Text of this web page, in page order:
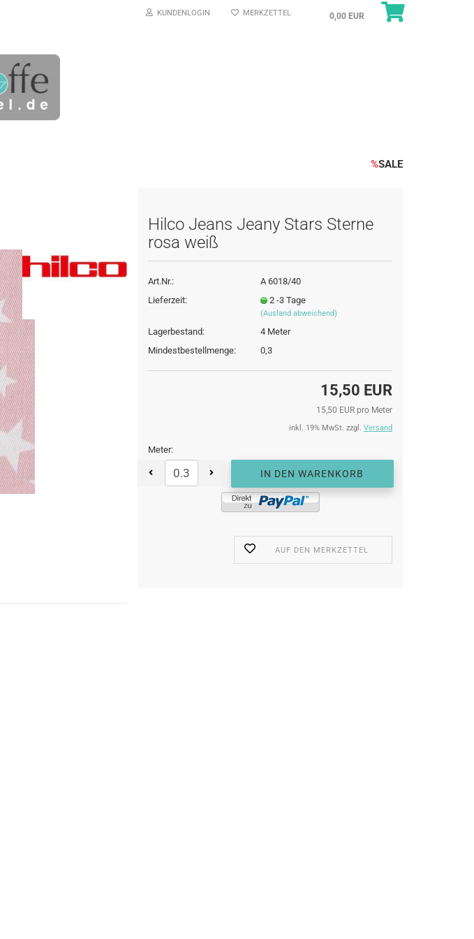
KUNDENLOGIN MERKZETTEL 0,00 EUR
%SALE
Hilco Jeans Jeany Stars Sterne
rosa weiß
Art.Nr.:
A 6018/40
Lieferzeit:
2 -3 Tage
(Ausland abweichend)
Lagerbestand: 4 Meter
Mindestbestellmenge:
0,3
15,50 EUR
15,50 EUR pro Meter
inkl. 19% MwSt. zzgl. Versand
Meter:
Meter
AUF DEN MERKZETTEL